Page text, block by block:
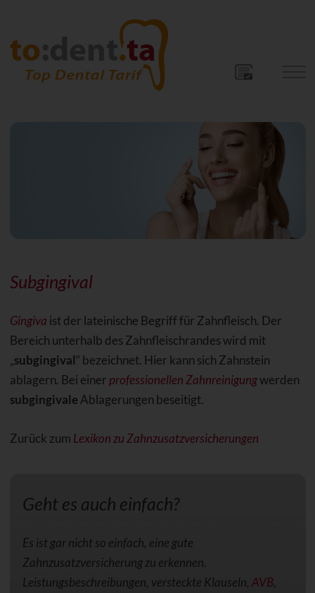
Subgingival
Gingiva ist der lateinische Begriff für Zahnfleisch. Der
Bereich unterhalb des Zahnfleischrandes wird mit
„subgingival“ bezeichnet. Hier kann sich Zahnstein
ablagern. Bei einer professionellen Zahnreinigungwerden
subgingivale Ablagerungen beseitigt.
Zurück zum Lexikon zu Zahnzusatzversicherungen
Geht es auch einfach?
Es ist gar nicht so einfach, eine gute
Zahnzusatzversicherung zu erkennen.
Leistungsbeschreibungen, versteckte Klauseln, AVB,